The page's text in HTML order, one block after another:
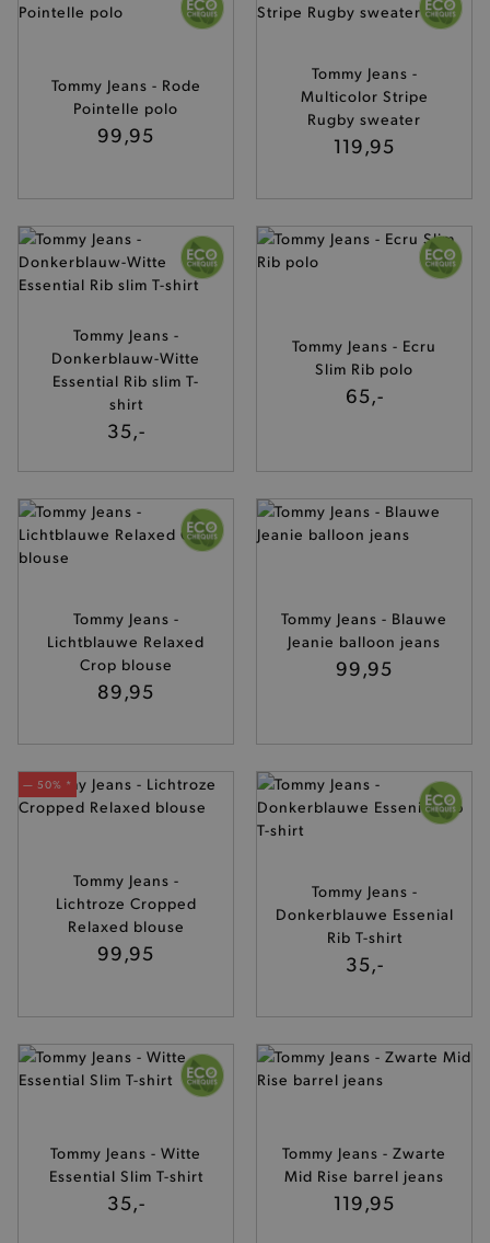
Tommy Jeans - Rode
Pointelle polo
99,95
Tommy Jeans -
Multicolor Stripe
Rugby sweater
119,95
Tommy Jeans -
Donkerblauw-Witte
Essential Rib slim T-
shirt
35,-
Tommy Jeans - Ecru
Slim Rib polo
65,-
Tommy Jeans -
Lichtblauwe Relaxed
Crop blouse
89,95
Tommy Jeans - Blauwe
Jeanie balloon jeans
99,95
— 50% *
Tommy Jeans -
Lichtroze Cropped
Relaxed blouse
99,95
Tommy Jeans -
Donkerblauwe Essenial
Rib T-shirt
35,-
Tommy Jeans - Witte
Essential Slim T-shirt
35,-
Tommy Jeans - Zwarte
Mid Rise barrel jeans
119,95